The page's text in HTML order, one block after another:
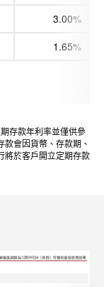
3.00%
1.65%
存款年利率並僅供參
會因貨幣、存款期、
將於客戶開立定期存款